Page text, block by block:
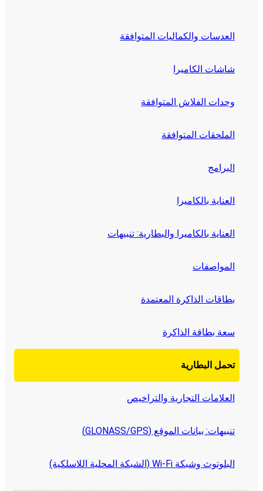
العدسات والكماليات المتوافقة
شاشات الكاميرا
وحدات الفلاش المتوافقة
الملحقات المتوافقة
البرامج
العناية بالكاميرا
العناية بالكاميرا والبطارية: تنبيهات
المواصفات
بطاقات الذاكرة المعتمدة
سعة بطاقة الذاكرة
تحمل البطارية
العلامات التجارية والتراخيص
تنبيهات: بيانات الموقع (GPS‏/GLONASS)
البلوتوث وشبكة Wi-Fi (الشبكة المحلية اللاسلكية)